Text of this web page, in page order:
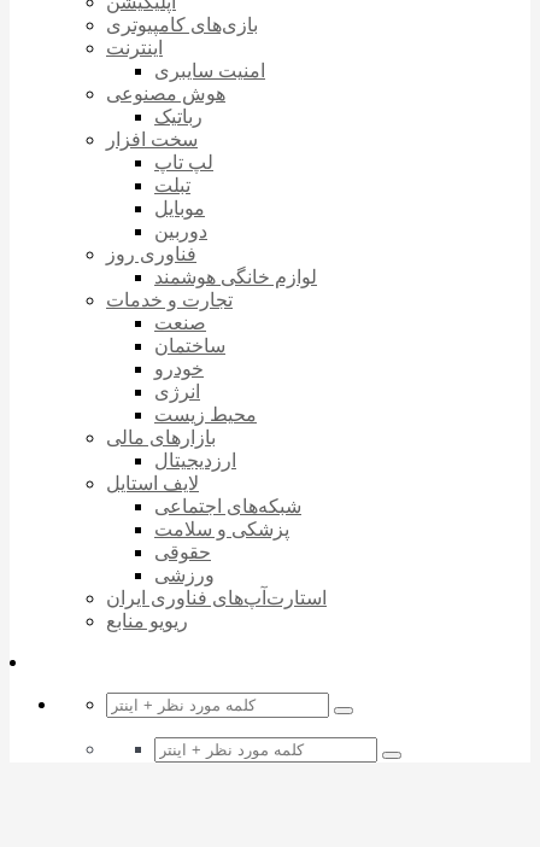
بازی‌های کامپیوتری
اینترنت
امنیت سایبری
هوش مصنوعی
رباتیک
سخت افزار
لپ تاپ
تبلت
موبایل
دوربین
فناوری روز
لوازم خانگی هوشمند
تجارت و خدمات
صنعت
ساختمان
خودرو
انرژی
محیط زیست
بازارهای مالی
ارزدیجیتال
لایف استایل
شبکه‌های اجتماعی
پزشکی و سلامت
حقوقی
ورزشی
استارت‌آپ‌های فناوری ایران
ریویو منابع